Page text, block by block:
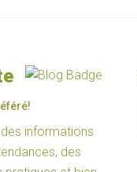
informations
des